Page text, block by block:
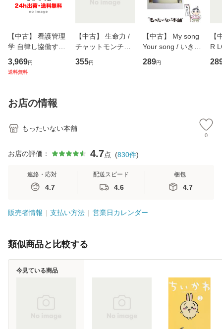
【中古】 看護管理
学 自律し協働する
専門職の看護マネ
ジメントスキル 改
恵 藤本幸三 / 南江
堂 [単行
3,969円
送料無料
【中古】 生命力 /
チャットモンチー /
キューンレコード
[CD]【メール便送
355円
【中古】 My song
Your song / いきも
のがかり / [CD]
【メール便送料無
289円
【
R
産
お店の情報
もったいない本舗
0
お店の評価： 4.7点 (830件)
連絡・応対
4.7
配送スピード
4.6
梱包
4.7
販売者情報 支払い方法 営業日カレンダー
類似商品と比較する
今見ている商品